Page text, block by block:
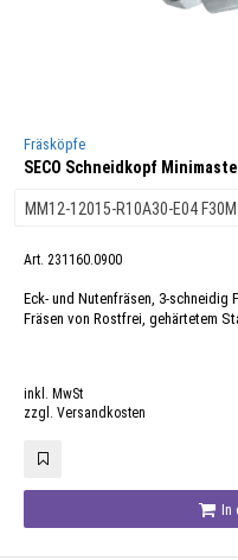
Fräsköpfe
SECO Schneidkopf
Art. 231160.0900
Eck- und Nutenfräsen, 3-schneidig
Fräsen von Rostfrei, gehärtetem
inkl. MwSt
zzgl. Versandkosten
In